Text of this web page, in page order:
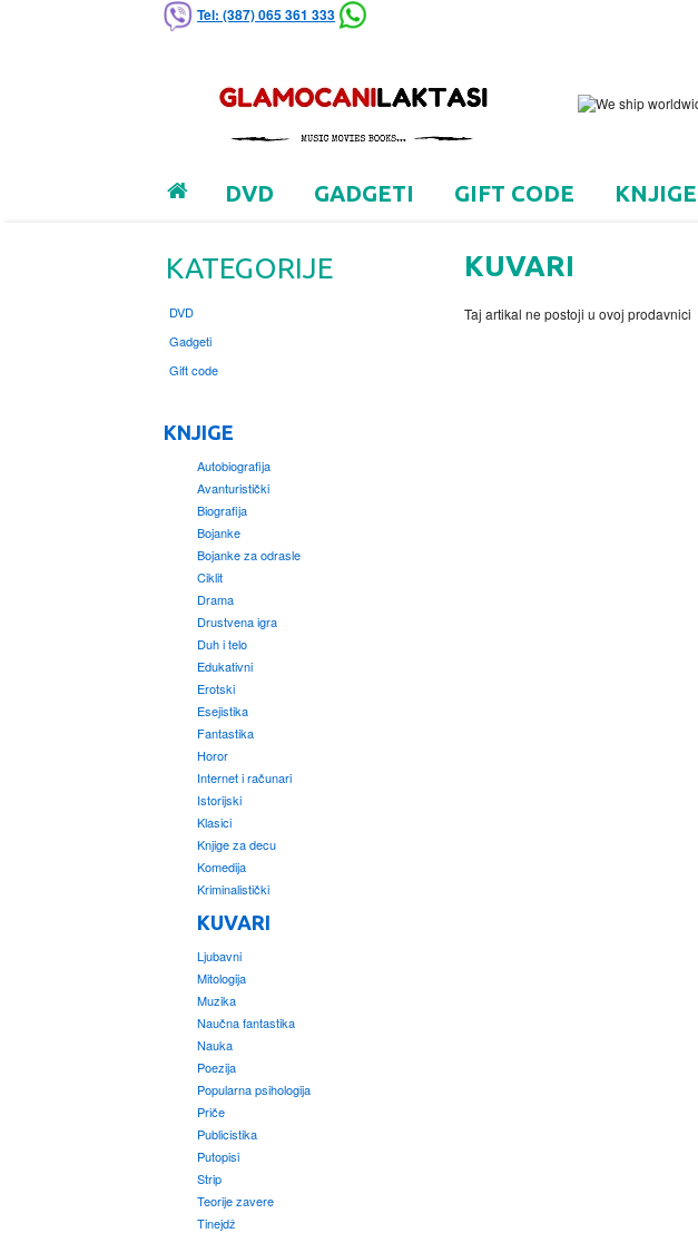
Tel: (387) 065 361 333
DVD GADGETI GIFT CODE KNJIGE
KUVARI
Taj artikal ne postoji u ovoj prodavnici
KATEGORIJE
DVD
Gadgeti
Gift code
KNJIGE
Autobiografija
Avanturistički
Biografija
Bojanke
Bojanke za odrasle
Ciklit
Drama
Drustvena igra
Duh i telo
Edukativni
Erotski
Esejistika
Fantastika
Horor
Internet i računari
Istorijski
Klasici
Knjige za decu
Komedija
Kriminalistički
KUVARI
Ljubavni
Mitologija
Muzika
Naučna fantastika
Nauka
Poezija
Popularna psihologija
Priče
Publicistika
Putopisi
Strip
Teorije zavere
Tinejdž